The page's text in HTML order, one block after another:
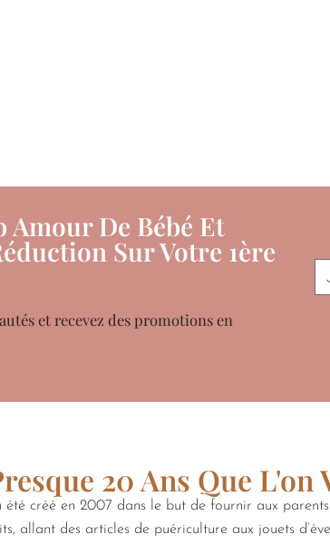
Amour De Bébé Et
Sur Votre 1ère
et recevez des promotions en
20 Ans Que
créé en 2007 dans le but de fournir aux
allant des articles de puériculture aux jouets